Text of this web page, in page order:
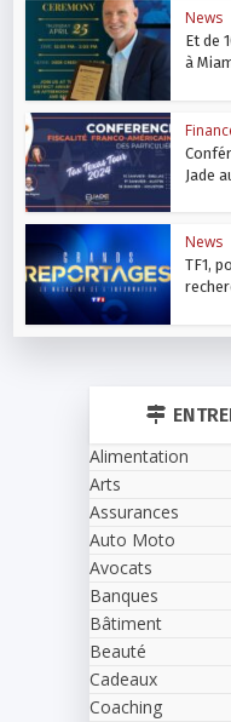
News
Et de
à
Jade
News
TF1,
Alimentation
Arts
Assurances
Auto Moto
Avocats
Banques
Bâtiment
Beauté
Cadeaux
Coaching